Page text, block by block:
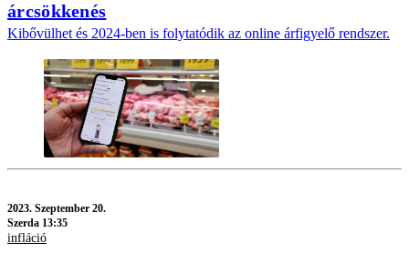
árcsökkenés
Kibővülhet és 2024-ben is folytatódik az online árfigyelő rendszer.
2023. Szeptember 20.
Szerda 13:35
infláció